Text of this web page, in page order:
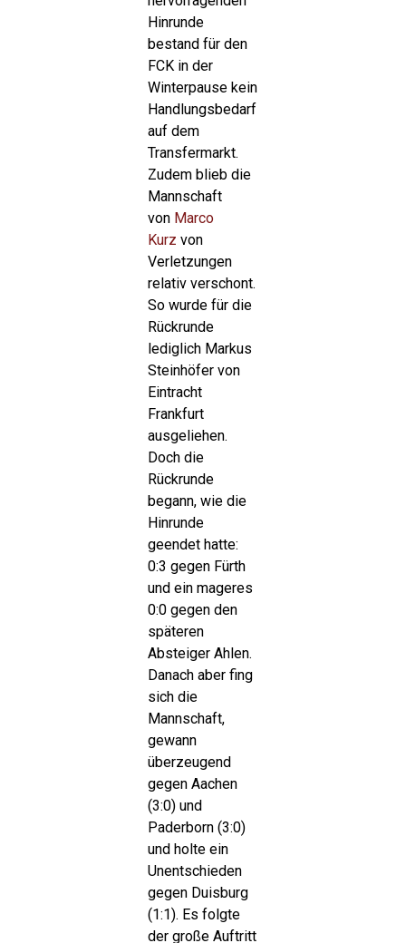
Hinrunde
bestand für den
FCK in der
Winterpause kein
Handlungsbedarf
auf dem
Transfermarkt.
Zudem blieb die
Mannschaft
von Marco
Kurz von
Verletzungen
relativ verschont.
So wurde für die
Rückrunde
lediglich Markus
Steinhöfer von
Eintracht
Frankfurt
ausgeliehen.
Doch die
Rückrunde
begann, wie die
Hinrunde
geendet hatte:
0:3 gegen Fürth
und ein mageres
0:0 gegen den
späteren
Absteiger Ahlen.
Danach aber fing
sich die
Mannschaft,
gewann
überzeugend
gegen Aachen
(3:0) und
Paderborn (3:0)
und holte ein
Unentschieden
gegen Duisburg
(1:1). Es folgte
der große Auftritt